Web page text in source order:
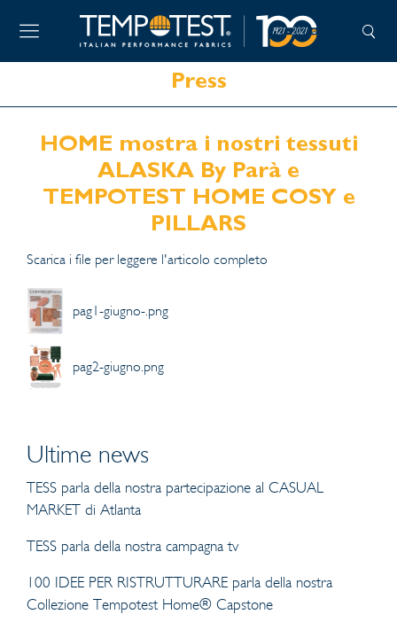
Press
HOME mostra i nostri tessuti
ALASKA By Parà e
TEMPOTEST HOME COSY e
PILLARS
Scarica i file per leggere l'articolo completo
pag1-giugno-.png
pag2-giugno.png
Ultime news
TESS parla della nostra partecipazione al CASUAL
MARKET di Atlanta
TESS parla della nostra campagna tv
100 IDEE PER RISTRUTTURARE parla della nostra
Collezione Tempotest Home® Capstone